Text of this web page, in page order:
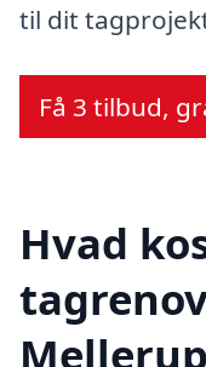
til dit
Få 3 tilbud,
Hvad